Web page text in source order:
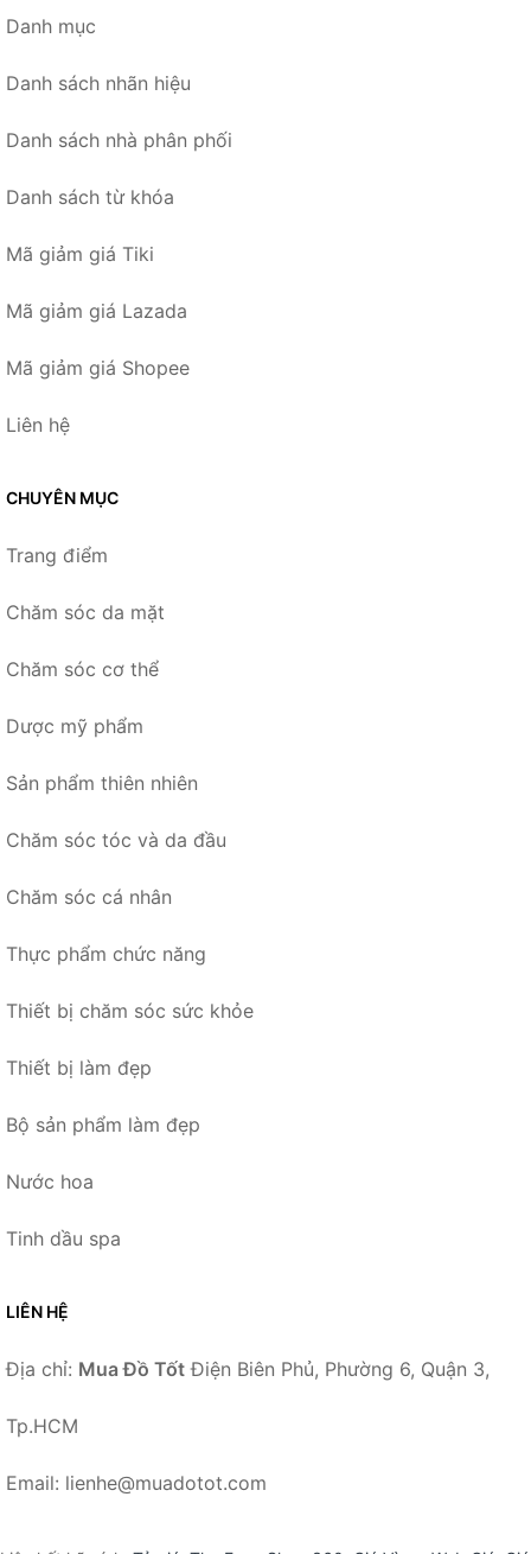
Danh mục
Danh sách nhãn hiệu
Danh sách nhà phân phối
Danh sách từ khóa
Mã giảm giá Tiki
Mã giảm giá Lazada
Mã giảm giá Shopee
Liên hệ
CHUYÊN MỤC
Trang điểm
Chăm sóc da mặt
Chăm sóc cơ thể
Dược mỹ phẩm
Sản phẩm thiên nhiên
Chăm sóc tóc và da đầu
Chăm sóc cá nhân
Thực phẩm chức năng
Thiết bị chăm sóc sức khỏe
Thiết bị làm đẹp
Bộ sản phẩm làm đẹp
Nước hoa
Tinh dầu spa
LIÊN HỆ
Địa chỉ: Mua Đồ Tốt Điện Biên Phủ, Phường 6, Quận 3,
Tp.HCM
Email: lienhe@muadotot.com